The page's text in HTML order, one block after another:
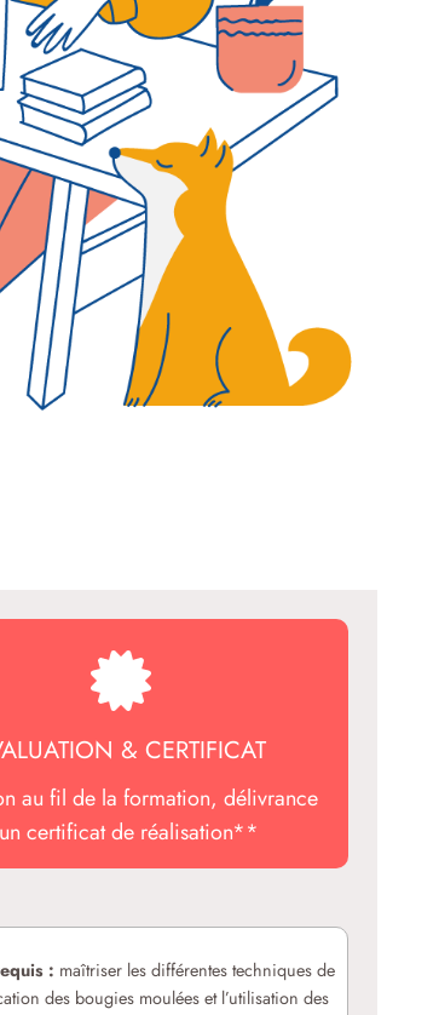
& CERTIFICAT
au fil de la formation, délivrance
certificat de réalisation**
: maîtriser les différentes techniques de
des bougies moulées et l’utilisation des